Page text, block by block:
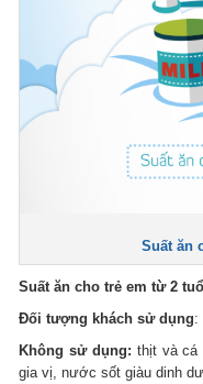
Suất ăn
Suất ăn cho trẻ em từ 2
Đối tượng khách sử dụng:
Không sử dụng: thịt và cá
gia vị, nước sốt giàu dinh